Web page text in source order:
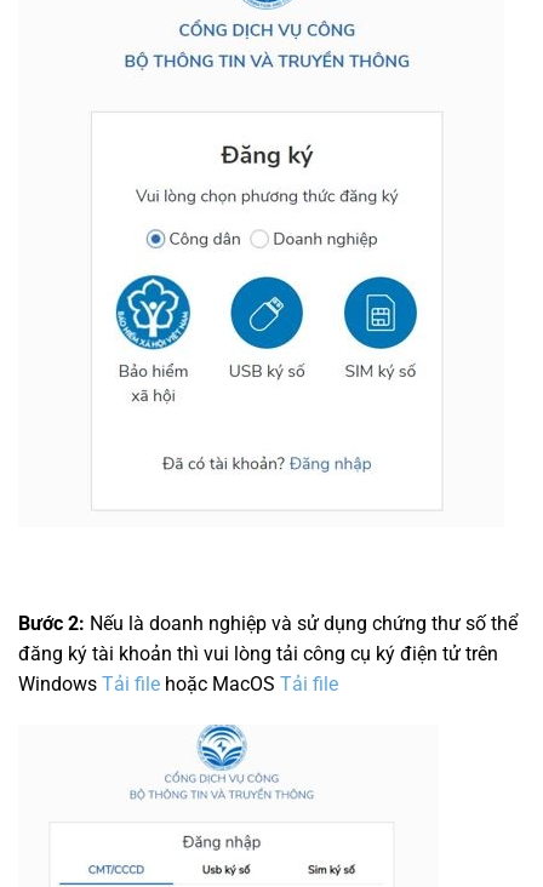
Bước 2: Nếu là doanh nghiệp và sử dụng chứng thư số thể
đăng ký tài khoản thì vui lòng tải công cụ ký điện tử trên
Windows Tải file hoặc MacOS Tải file